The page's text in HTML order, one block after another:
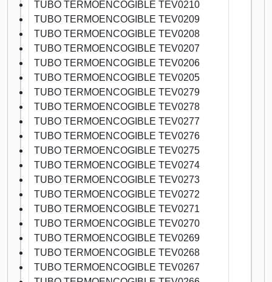
TUBO TERMOENCOGIBLE TEV0210
TUBO TERMOENCOGIBLE TEV0209
TUBO TERMOENCOGIBLE TEV0208
TUBO TERMOENCOGIBLE TEV0207
TUBO TERMOENCOGIBLE TEV0206
TUBO TERMOENCOGIBLE TEV0205
TUBO TERMOENCOGIBLE TEV0279
TUBO TERMOENCOGIBLE TEV0278
TUBO TERMOENCOGIBLE TEV0277
TUBO TERMOENCOGIBLE TEV0276
TUBO TERMOENCOGIBLE TEV0275
TUBO TERMOENCOGIBLE TEV0274
TUBO TERMOENCOGIBLE TEV0273
TUBO TERMOENCOGIBLE TEV0272
TUBO TERMOENCOGIBLE TEV0271
TUBO TERMOENCOGIBLE TEV0270
TUBO TERMOENCOGIBLE TEV0269
TUBO TERMOENCOGIBLE TEV0268
TUBO TERMOENCOGIBLE TEV0267